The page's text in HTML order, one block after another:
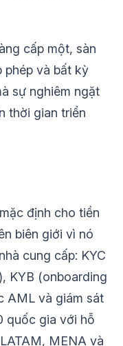
cấp một, sàn
phép và bất kỳ
sự nghiêm ngặt
thời gian triển
định cho tiền
biên giới vì nó
cung cấp: KYC
KYB (onboarding
AML và giám sát
quốc gia với hỗ
MENA và